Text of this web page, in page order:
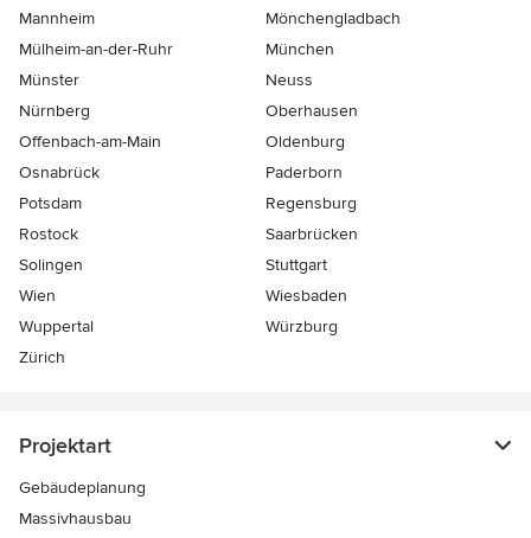
Mannheim
Mönchen­gladbach
Mülheim-an-der-Ruhr
München
Münster
Neuss
Nürnberg
Oberhausen
Offenbach-am-Main
Oldenburg
Osnabrück
Paderborn
Potsdam
Regensburg
Rostock
Saarbrücken
Solingen
Stuttgart
Wien
Wiesbaden
Wuppertal
Würzburg
Zürich
Projektart
Gebäudeplanung
Massivhausbau